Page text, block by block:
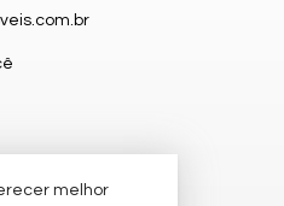
melhor